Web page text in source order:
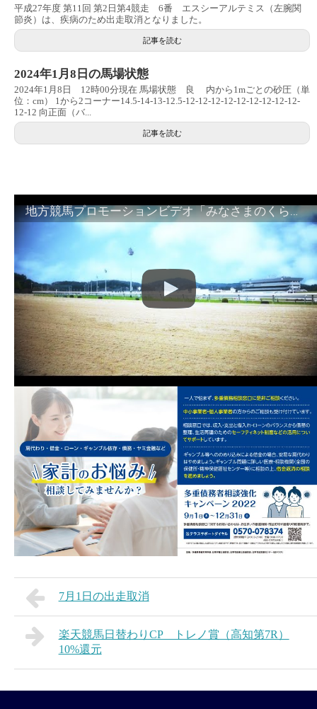
平成27年度 第11回 第2日第4競走 6番 エスシーアルテミス（左腕関
節炎）は、疾病のため出走取消となりました。
記事を読む
2024年1月8日の馬場状態
2024年1月8日 12時00分現在 馬場状態 良 内から1mごとの砂圧（単
位：cm） 1から2コーナー14.5-14-13-12.5-12-12-12-12-12-12-12-12-12-
12-12 向正面（バ...
記事を読む
地方競馬プロモーションビデオ「みなさまのくらしのために」30秒篇｜NAR公式
7月1日の出走取消
楽天競馬日替わりCP トレノ賞（高知第7R）
10%還元